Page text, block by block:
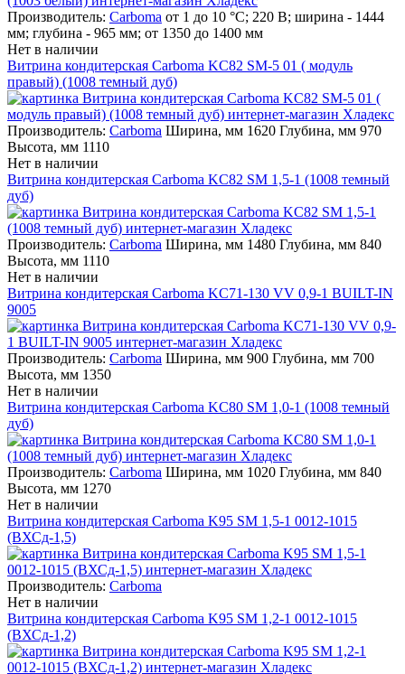
Производитель: Carboma от 1 до 10 °С; 220 В; ширина - 1444
мм; глубина - 965 мм; от 1350 до 1400 мм
Нет в наличии
Витрина кондитерская Carboma KC82 SM-5 01 ( модуль
правый) (1008 темный дуб)
Производитель: Carboma Ширина, мм 1620 Глубина, мм 970
Высота, мм 1110
Нет в наличии
Витрина кондитерская Carboma KC82 SM 1,5-1 (1008 темный
дуб)
Производитель: Carboma Ширина, мм 1480 Глубина, мм 840
Высота, мм 1110
Нет в наличии
Витрина кондитерская Carboma KC71-130 VV 0,9-1 BUILT-IN
9005
Производитель: Carboma Ширина, мм 900 Глубина, мм 700
Высота, мм 1350
Нет в наличии
Витрина кондитерская Carboma KC80 SM 1,0-1 (1008 темный
дуб)
Производитель: Carboma Ширина, мм 1020 Глубина, мм 840
Высота, мм 1270
Нет в наличии
Витрина кондитерская Carboma K95 SM 1,5-1 0012-1015
(ВХСд-1,5)
Производитель: Carboma
Нет в наличии
Витрина кондитерская Carboma K95 SM 1,2-1 0012-1015
(ВХСд-1,2)